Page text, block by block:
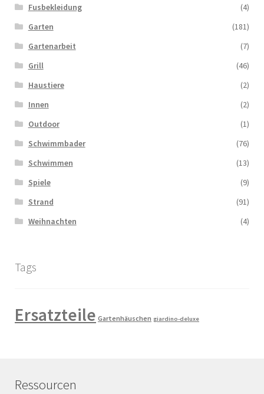
Fusbekleidung
(4)
Garten
(181)
Gartenarbeit
(7)
Grill
(46)
Haustiere
(2)
Innen
(2)
Outdoor
(1)
Schwimmbader
(76)
Schwimmen
(13)
Spiele
(9)
Strand
(91)
Weihnachten
(4)
Tags
Ersatzteile Gartenhäuschen giardino-deluxe
Ressourcen